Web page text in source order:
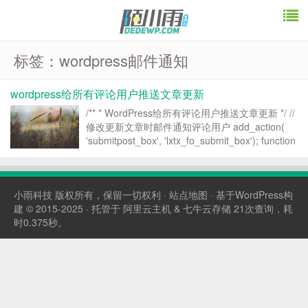
标签：wordpress邮件通知
wordpress给所有评论用户推送文章更新
/** * WordPress给所有评论用户推送文章更新 */ //
修改更新文章时邮件通知评论用户 add_action(
'submitpost_box', 'lxtx_fo_submit_box'); function
小雨科技 版权所有，保留一切权利 · 站点地图 · 基于WordPress构
建 © 2015-2025 · 托管于 阿里云主机 & 七牛云存储 21次查询，耗
时0.375秒。